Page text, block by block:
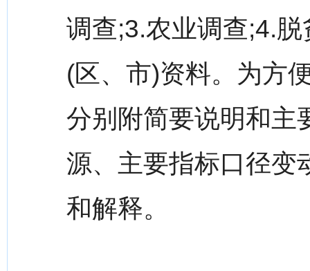
调查;3.农业调查;4.
(区、市)资料。为方
分别附简要说明和主
源、主要指标口径变
和解释。